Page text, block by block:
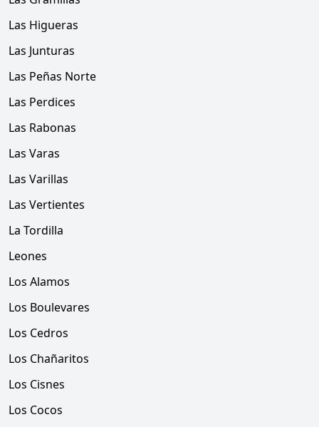
Las Higueras
Las Junturas
Las Peñas Norte
Las Perdices
Las Rabonas
Las Varas
Las Varillas
Las Vertientes
La Tordilla
Leones
Los Alamos
Los Boulevares
Los Cedros
Los Chañaritos
Los Cisnes
Los Cocos